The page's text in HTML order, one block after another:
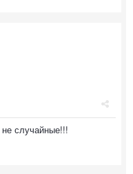
случайные!!!